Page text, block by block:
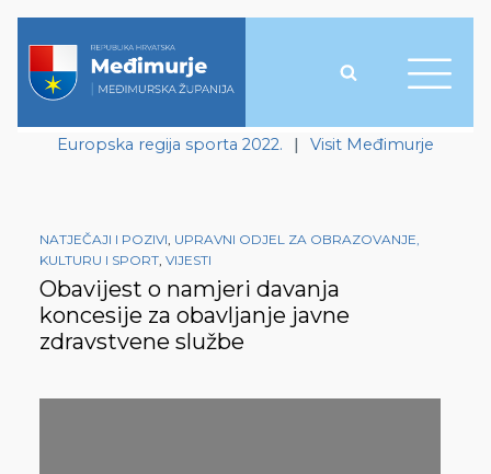
Europska regija sporta 2022. | Visit Međimurje
NATJEČAJI I POZIVI, UPRAVNI ODJEL ZA OBRAZOVANJE,
KULTURU I SPORT, VIJESTI
Obavijest o namjeri davanja
koncesije za obavljanje javne
zdravstvene službe